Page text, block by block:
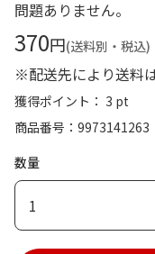
問題ありません。
370円(送料別・税込)
※配送先により送料
獲得ポイント： 3 pt
商品番号
9973141263
数量
1